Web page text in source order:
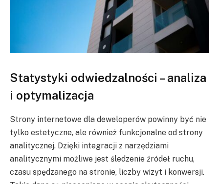
Statystyki odwiedzalności – analiza
i optymalizacja
Strony internetowe dla deweloperów powinny być nie
tylko estetyczne, ale również funkcjonalne od strony
analitycznej. Dzięki integracji z narzędziami
analitycznymi możliwe jest śledzenie źródeł ruchu,
czasu spędzanego na stronie, liczby wizyt i konwersji.